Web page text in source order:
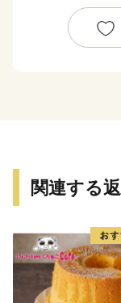
礼の特産品と
お手元に届くま
寄附をした翌年
記入・ご準備の
※期限を過ぎた
ご注意ください
関連する